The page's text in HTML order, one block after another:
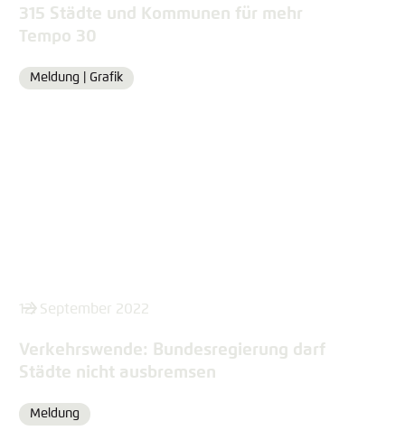
315 Städte und Kommunen für mehr
Tempo 30
Format
Meldung | Grafik
12. September 2022
Verkehrswende: Bundesregierung darf
Städte nicht ausbremsen
Format
Meldung